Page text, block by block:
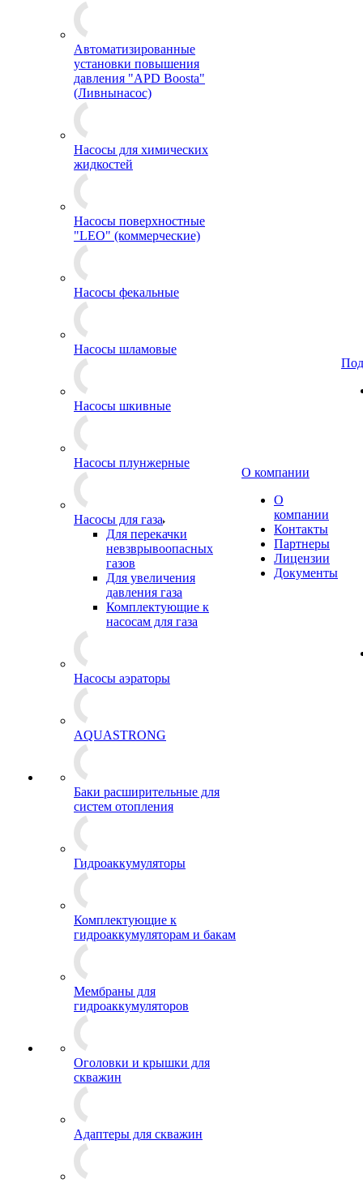
Автоматизированные
установки повышения
давления "APD Boosta"
(Ливнынасос)
Насосы для химических
жидкостей
Насосы поверхностные
"LEO" (коммерческие)
Насосы фекальные
Насосы шламовые
Насосы шкивные
Насосы плунжерные
Насосы для газа
Для перекачки
невзврывоопасных
газов
Для увеличения
давления газа
Комплектующие к
насосам для газа
Насосы аэраторы
AQUASTRONG
Баки расширительные для
систем отопления
Гидроаккумуляторы
Комплектующие к
гидроаккумуляторам и бакам
Мембраны для
гидроаккумуляторов
Оголовки и крышки для
скважин
Адаптеры для скважин
О компании
О
компании
Контакты
Партнеры
Лицензии
Документы